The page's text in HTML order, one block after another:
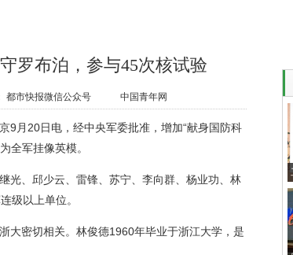
罗布泊，参与45次核试验
都市快报微信公众号 中国青年网
20日电，经中央军委批准，增加“献身国防科
全军挂像英模。
、邱少云、雷锋、苏宁、李向群、杨业功、林
级以上单位。
密切相关。林俊德1960年毕业于浙江大学，是